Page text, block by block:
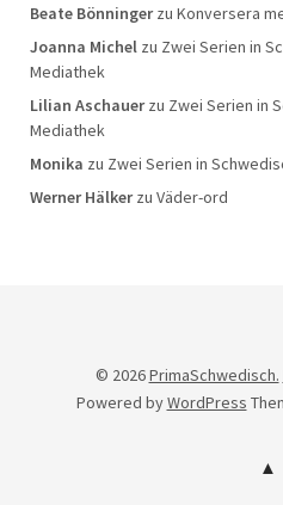
Beate Bönningerzu Konversera
Joanna Michel zu Zwei Serien in
Mediathek
Lilian Aschauerzu Zwei Serien in
Mediathek
Monika zu Zwei Serien in
Werner Hälkerzu Väder-ord
© 2026PrimaSchwedisch.
Powered byWordPress